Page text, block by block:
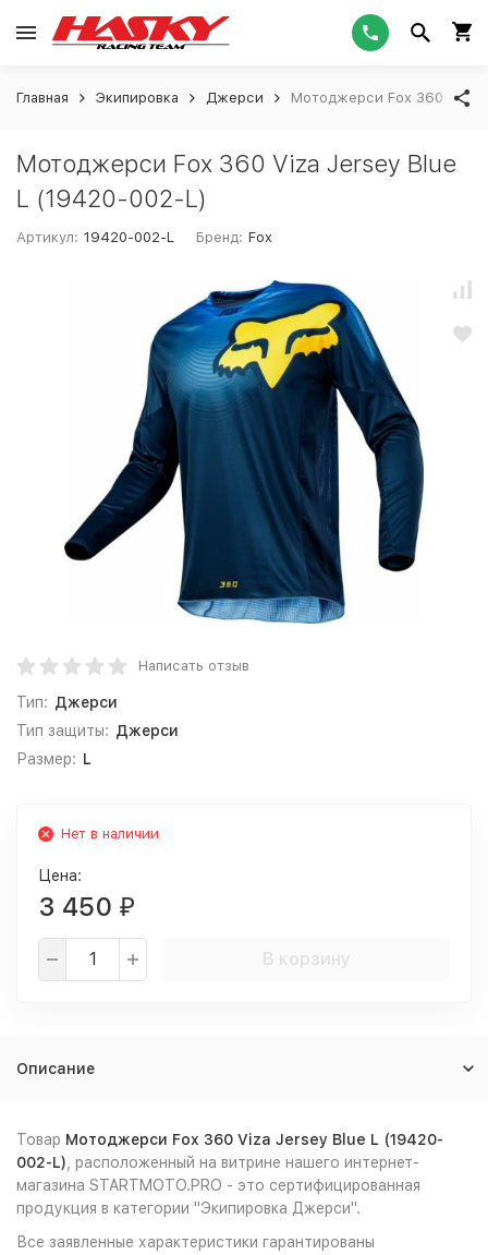
Главная Экипировка Джерси Мотоджерси Fox 360 Viza
Мотоджерси Fox 360 Viza Jersey Blue
L (19420-002-L)
Артикул: 19420-002-L Бренд: Fox
Написать отзыв
Тип: Джерси
Тип защиты: Джерси
Размер: L
Нет в наличии
Цена:
3 450 ₽
В корзину
Описание
Товар Мотоджерси Fox 360 Viza Jersey Blue L (19420-
002-L) , расположенный на витрине нашего интернет-
магазина STARTMOTO.PRO - это сертифицированная
продукция в категории "Экипировка Джерси".
Все заявленные характеристики гарантированы